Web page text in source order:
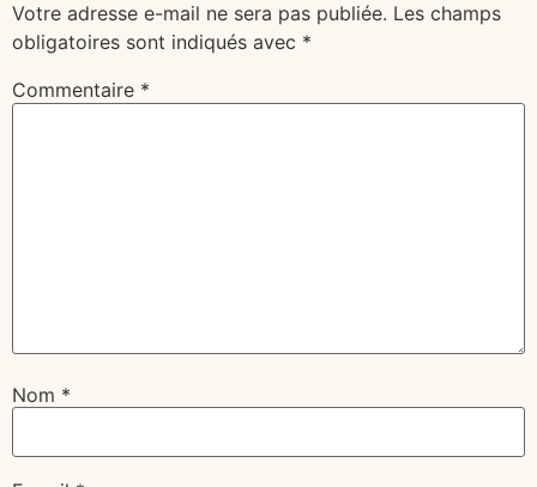
Votre adresse e-mail ne sera pas publiée. Les champs
obligatoires sont indiqués avec *
Commentaire *
Nom *